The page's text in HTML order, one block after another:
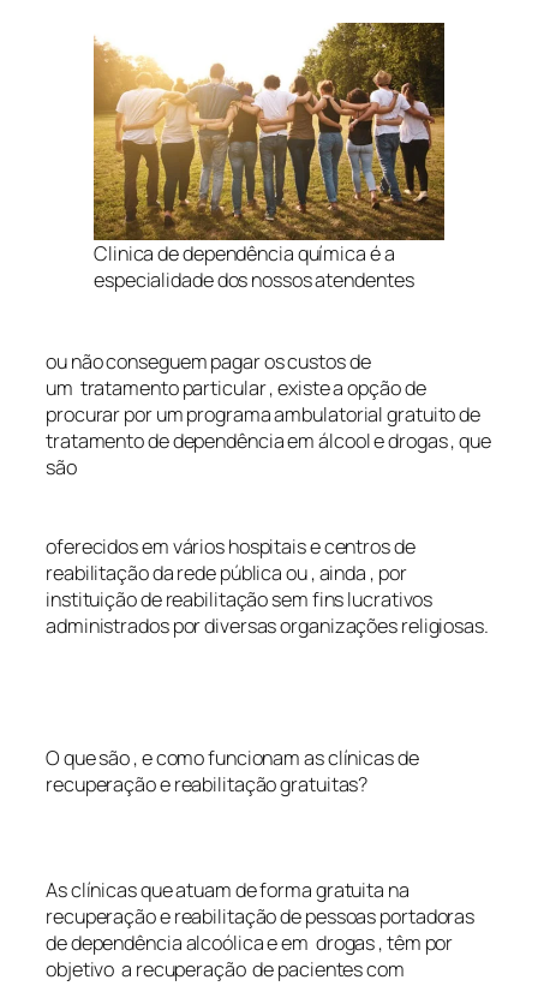
Clinica de dependência química é a
especialidade dos nossos atendentes
ou não conseguem pagar os custos de
um tratamento particular , existe a opção de
procurar por um programa ambulatorial gratuito de
tratamento de dependência em álcool e drogas , que
são
oferecidos em vários hospitais e centros de
reabilitação da rede pública ou , ainda , por
instituição de reabilitação sem fins lucrativos
administrados por diversas organizações religiosas.
O que são , e como funcionam as clínicas de
recuperação e reabilitação gratuitas?
As clínicas que atuam de forma gratuita na
recuperação e reabilitação de pessoas portadoras
de dependência alcoólica e em drogas , têm por
objetivo a recuperação de pacientes com